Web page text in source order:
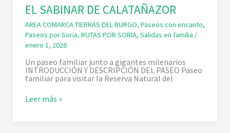
E
L
C
H
A
R
O
D
E
A
B
EL SABINAR DE CALATAÑAZOR
AREA COMARCA TIERRAS DEL BURGO, Paseos con encanto,
Paseos por Soria, RUTAS POR SORIA, Salidas en familia /
enero 1, 2026
Un paseo familiar junto a gigantes milenarios
INTRODUCCIÓN Y DESCRIPCIÓN DEL PASEO Paseo
familiar para visitar la Reserva Natural del
ELeer más »